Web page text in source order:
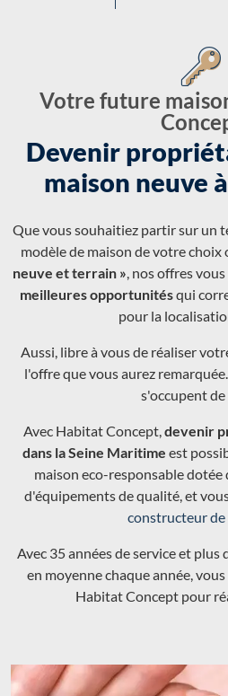
Votre future
Devenir
maison neuve
Que vous souhaitiez partir sur un
modèle de maison de votre choix
neuve et terrain », nos offres
meilleures opportunitésqui
pour la
Aussi, libre à vous de réaliser
l'offre que vous aurez
s'occupent
Avec Habitat Concept,devenir
dans la Seine Maritime est
maison eco-responsable
d'équipements de qualité, et
constructeur de
Avec 35 années de service et plus
en moyenne chaque année,
Habitat Concept pour